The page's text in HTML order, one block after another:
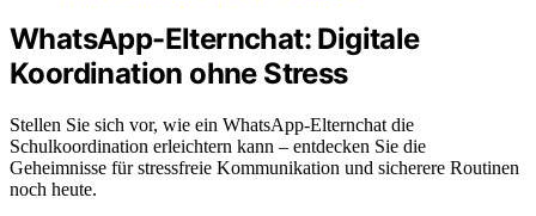
WhatsApp-Elternchat: Digitale
Koordination ohne Stress
Stellen Sie sich vor, wie ein WhatsApp-Elternchat die
Schulkoordination erleichtern kann – entdecken Sie die
Geheimnisse für stressfreie Kommunikation und sicherere Routinen
noch heute.